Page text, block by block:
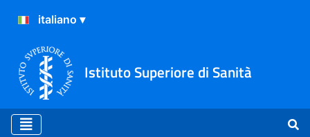
Istituto Superiore di Sanità